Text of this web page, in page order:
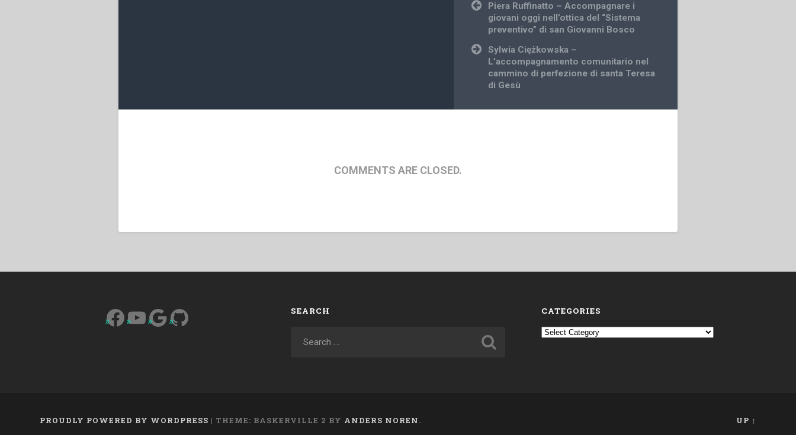
Post
navigation
Piera Ruffinatto – Accompagnare i
giovani oggi nell’ottica del “Sistema
preventivo” di san Giovanni Bosco
Sylwia Ciężkowska –
L’accompagnamento comunitario nel
cammino di perfezione di santa Teresa
di Gesù
COMMENTS ARE CLOSED.
Facebook
YouTube
Google
GitHub SEARCH CATEGORIES
Categories
PROUDLY POWERED BY WORDPRESS | THEME: BASKERVILLE 2 BY ANDERS NOREN. UP ↑